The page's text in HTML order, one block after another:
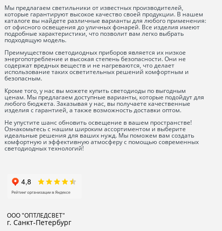
Мы предлагаем светильники от известных производителей,
которые гарантируют высокое качество своей продукции. В нашем
каталоге вы найдете различные варианты для любого применения:
от офисного освещения до уличных фонарей. Все изделия имеют
подробные характеристики, что позволит вам легко выбрать
подходящую модель.
Преимуществом светодиодных приборов является их низкое
энергопотребление и высокая степень безопасности. Они не
содержат вредных веществ и не нагреваются, что делает
использование таких осветительных решений комфортным и
безопасным.
Кроме того, у нас вы можете купить светодиоды по выгодным
ценам. Мы предлагаем доступные варианты, которые подойдут для
любого бюджета. Заказывая у нас, вы получаете качественные
изделия с гарантией, а также возможность доставки оптом.
Не упустите шанс обновить освещение в вашем пространстве!
Ознакомьтесь с нашим широким ассортиментом и выберите
идеальные решения для ваших нужд. Мы поможем вам создать
комфортную и эффективную атмосферу с помощью современных
светодиодных технологий!
ООО "ОПТЛЕДСВЕТ"
г. Санкт-Петербург